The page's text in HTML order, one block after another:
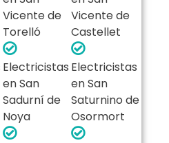
Vicente de
Torelló
Vicente de
Castellet
Electricistas
en San
Sadurní de
Noya
Electricistas
en San
Saturnino de
Osormort